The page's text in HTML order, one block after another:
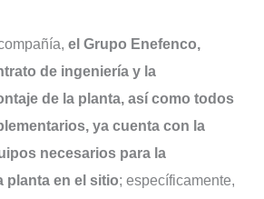
el Grupo Enefenco,
de ingeniería y la
de la planta, así como todos
ya cuenta con la
necesarios para la
planta en el sitio; específicamente,